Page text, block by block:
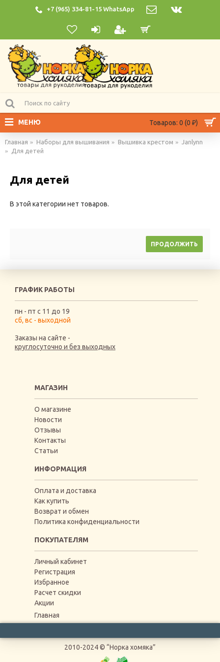
+7 (965) 334-81-15 WhatsApp
Товаров: 0 (0 ₽)
МЕНЮ
Главная Наборы для вышивания Вышивка крестом
Janlynn
Для детей
Для детей
В этой категории нет товаров.
ПРОДОЛЖИТЬ
ГРАФИК РАБОТЫ
пн - пт с 11 до 19
сб, вс - выходной
Заказы на сайте -
круглосуточно и без выходных
МАГАЗИН
О магазине
Новости
Отзывы
Контакты
Статьи
ИНФОРМАЦИЯ
Оплата и доставка
Как купить
Возврат и обмен
Политика конфиденциальности
ПОКУПАТЕЛЯМ
Личный кабинет
Регистрация
Избранное
Расчет скидки
Акции
Главная
2010-2024 © “Норка хомяка”